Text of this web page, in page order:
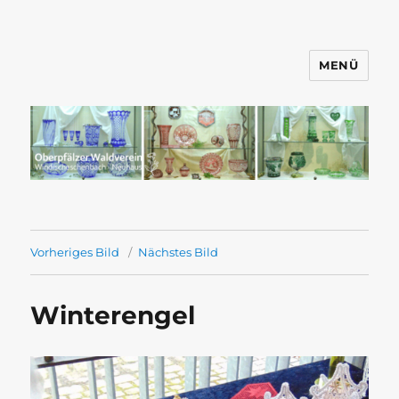
Windischeschenbach-Neuhaus
MENÜ
Vorheriges Bild Nächstes Bild
Winterengel